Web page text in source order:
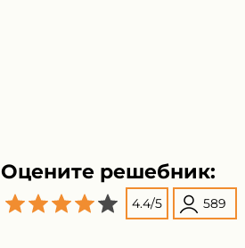
Оцените решебник:
4.4/5 589